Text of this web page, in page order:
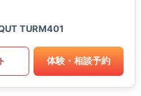
TURM401
体験・相談予約